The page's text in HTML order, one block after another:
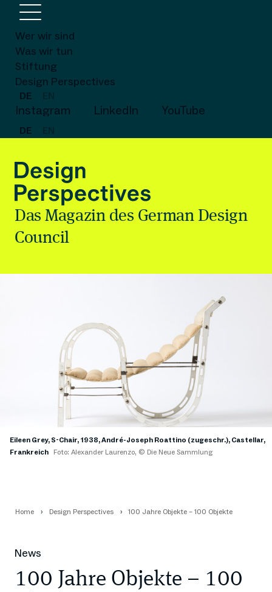
Wer wir sind
Was wir tun
Stiftung
Design Perspectives
DE
Instagram LinkedIn YouTube
DE
Das Magazin des German Design
Council
Eileen Grey, S-Chair, 1938, André-Joseph Roattino (zugeschr.), Castellar,
Frankreich
Foto: Alexander Laurenzo, © Die Neue Sammlung
Home Design Perspectives 100 Jahre Objekte – 100 Objekte
News
100 Jahre Objekte – 100